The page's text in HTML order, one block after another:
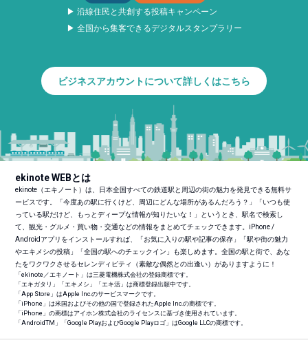
▶ 沿線住民と共創する投稿キャンペーン
▶ 全国から集客できるデジタルスタンプラリー
ビジネスアカウントについて詳しくはこちら
ekinote WEBとは
ekinote（エキノート）は、日本全国すべての鉄道駅と周辺の街の魅力を発見できる無料サ
ービスです。「今度あの駅に行くけど、周辺にどんな場所があるんだろう？」「いつも使
っている駅だけど、もっとディープな情報が知りたいな！」というとき、駅名で検索し
て、観光・グルメ・買い物・交通などの情報をまとめてチェックできます。iPhone /
Androidアプリをインストールすれば、「お気に入りの駅や記事の保存」「駅や街の魅力
やエキメシの投稿」「全国の駅へのチェックイン」も楽しめます。全国の駅と街で、あな
たをワクワクさせるセレンディピティ（素敵な偶然との出逢い）がありますように！
「ekinote／エキノート」は三菱電機株式会社の登録商標です。
「エキガタリ」「エキメシ」「エキ活」は商標登録出願中です。
「App Store」はApple Inc.のサービスマークです。
「iPhone」は米国およびその他の国で登録されたApple Inc.の商標です。
「iPhone」の商標はアイホン株式会社のライセンスに基づき使用されています。
「AndroidTM 」「Google PlayおよびGoogle Playロゴ」はGoogle LLCの商標です。